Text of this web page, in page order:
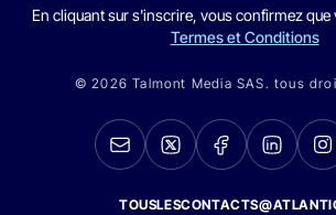
En cliquant sur s'inscrire, vous confirmez que
Termes et Conditions
© 2026 Talmont Media SAS. tous